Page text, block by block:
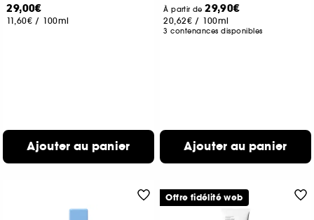
29,00€
11,60€ / 100ml
Ajouter au panier
À partir de29,90€
20,62€ / 100ml
3 contenances disponibles
Ajouter au panier
Offre fidélité web